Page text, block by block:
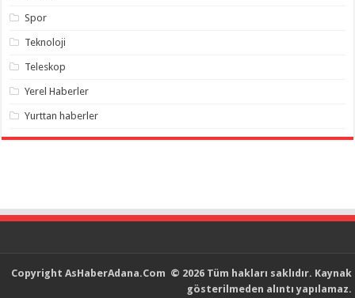
Spor
Teknoloji
Teleskop
Yerel Haberler
Yurttan haberler
Copyright AsHaberAdana.Com © 2026 Tüm hakları saklıdır. Kaynak
gösterilmeden alıntı yapılamaz.